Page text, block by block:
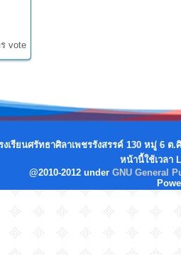
vote
งเรียนศรัทธาศิลาเพชรรังสรรค์ 130 หมู่ 6
หน้านี้ใช้เวลา
@2010-2012 under GNU General